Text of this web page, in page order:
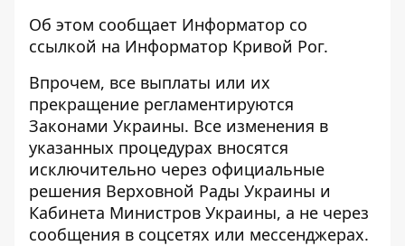
Об этом сообщает Информатор со
ссылкой на Информатор Кривой Рог.
Впрочем, все выплаты или их
прекращение регламентируются
Законами Украины. Все изменения в
указанных процедурах вносятся
исключительно через официальные
решения Верховной Рады Украины и
Кабинета Министров Украины, а не через
сообщения в соцсетях или мессенджерах.